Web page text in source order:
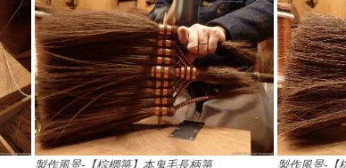
製作風景-【棕櫚箒】本鬼毛長柄箒 製作風景-【